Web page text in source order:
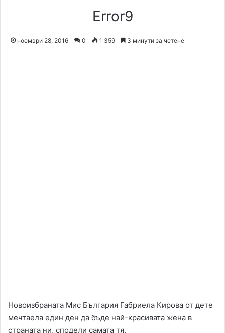
Error9
ноември 28, 2016 0 1 359 3 минути за четене
Новоизбраната Мис България Габриела Кирова от дете
мечтаела един ден да бъде най-красивата жена в
страната ни, сподели самата тя.